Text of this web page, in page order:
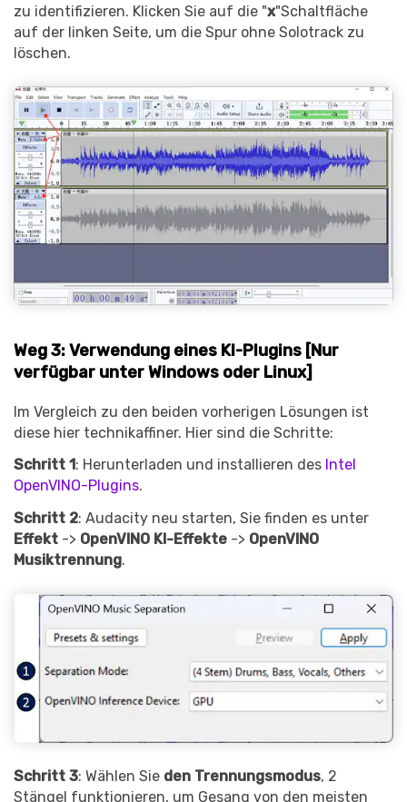
zu identifizieren. Klicken Sie auf die "x"Schaltfläche
auf der linken Seite, um die Spur ohne Solotrack zu
löschen.
Weg 3: Verwendung eines KI-Plugins [Nur
verfügbar unter Windows oder Linux]
Im Vergleich zu den beiden vorherigen Lösungen ist
diese hier technikaffiner. Hier sind die Schritte:
Schritt 1: Herunterladen und installieren des Intel
OpenVINO-Plugins.
Schritt 2: Audacity neu starten, Sie finden es unter
Effekt -> OpenVINO KI-Effekte -> OpenVINO
Musiktrennung.
Schritt 3: Wählen Sie den Trennungsmodus, 2
Stängel funktionieren, um Gesang von den meisten
Record Like a Pro, Edit
Record. Edit. Share. All with
Got It Try It Now